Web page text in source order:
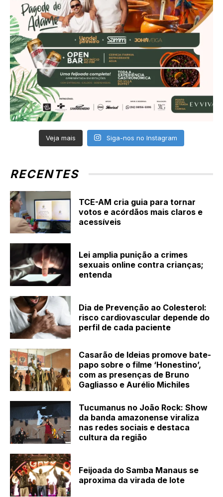
Veja mais Siga-nos no Instagram
RECENTES
TCE-AM cria guia para tornar
votos e acórdãos mais claros e
acessíveis
Lei amplia punição a crimes
sexuais online contra crianças;
entenda
Dia de Prevenção ao Colesterol:
risco cardiovascular depende do
perfil de cada paciente
Casarão de Ideias promove bate-
papo sobre o filme ‘Honestino’,
com as presenças de Bruno
Gagliasso e Aurélio Michiles
Tucumanus no João Rock: Show
da banda amazonense viraliza
nas redes sociais e destaca
cultura da região
Feijoada do Samba Manaus se
aproxima da virada de lote